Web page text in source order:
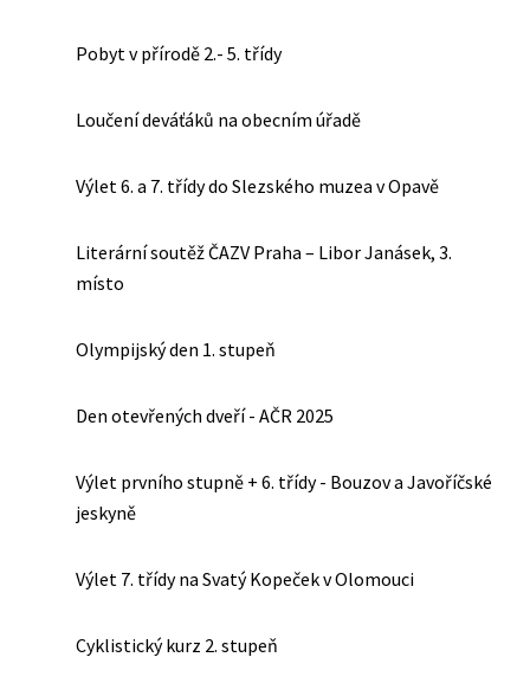
Pobyt v přírodě 2.- 5. třídy
Loučení deváťáků na obecním úřadě
Výlet 6. a 7. třídy do Slezského muzea v Opavě
Literární soutěž ČAZV Praha – Libor Janásek, 3.
místo
Olympijský den 1. stupeň
Den otevřených dveří - AČR 2025
Výlet prvního stupně + 6. třídy - Bouzov a Javoříčské
jeskyně
Výlet 7. třídy na Svatý Kopeček v Olomouci
Cyklistický kurz 2. stupeň